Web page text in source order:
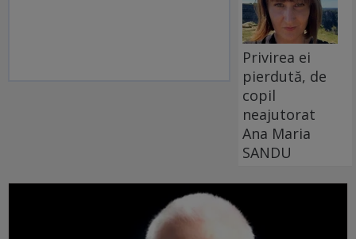
Privirea ei
pierdută, de
copil
neajutorat
Ana Maria
SANDU